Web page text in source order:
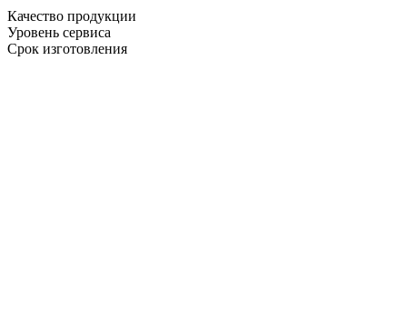
Качество продукции
Уровень сервиса
Срок изготовления